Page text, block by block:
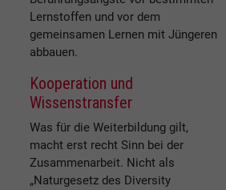
Lernstoffen und vor dem
gemeinsamen Lernen mit Jüngeren
abbauen.
Kooperation und
Wissenstransfer
Was für die Weiterbildung gilt,
macht erst recht Sinn bei der
Zusammenarbeit. Nicht als
„Naturgesetz des Diversity